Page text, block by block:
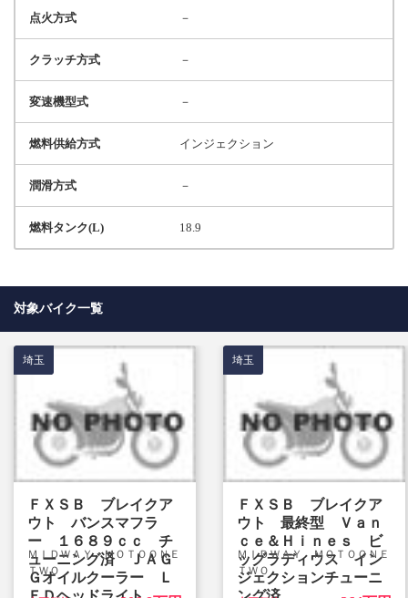
点火方式 －
クラッチ方式 －
変速機型式 －
燃料供給方式 インジェクション
潤滑方式 －
燃料タンク(L) 18.9
対象バイク一覧
ＦＸＳＢ ブレイクア
ウト バンスマフラ
ー １６８９ｃｃ チ
ューニング済 ＪＡＧ
Ｇオイルクーラー Ｌ
ＭＩＤＷＡＹ ＭＯＴＯＯＮＥ
ＴＷＯ
埼玉
ＦＸＳＢ ブレイクア
ウト 最終型 Ｖａｎ
ｃｅ＆Ｈｉｎｅｓ ビ
ッグラディウス イン
ジェクションチューニ
ＭＩＤＷＡＹ ＭＯＴＯＯＮＥ
ＴＷＯ
埼玉